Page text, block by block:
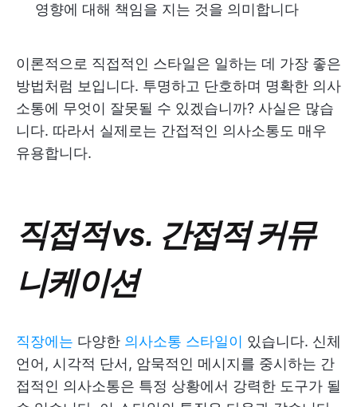
영향에 대해 책임을 지는 것을 의미합니다
이론적으로 직접적인 스타일은 일하는 데 가장 좋은
방법처럼 보입니다. 투명하고 단호하며 명확한 의사
소통에 무엇이 잘못될 수 있겠습니까? 사실은 많습
니다. 따라서 실제로는 간접적인 의사소통도 매우
유용합니다.
직접적 vs. 간접적 커뮤
니케이션
직장에는 다양한 의사소통 스타일이 있습니다. 신체
언어, 시각적 단서, 암묵적인 메시지를 중시하는 간
접적인 의사소통은 특정 상황에서 강력한 도구가 될